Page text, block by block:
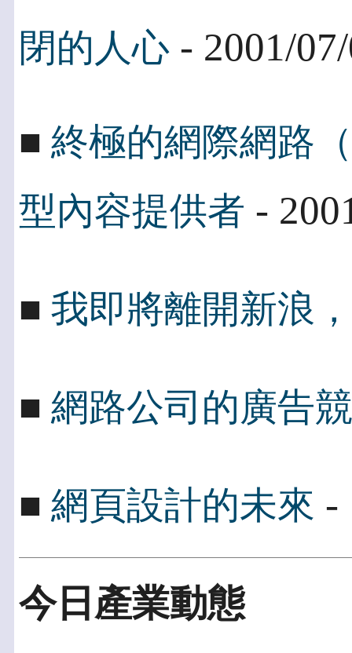
閉的人心 - 2001/
■ 終極的網際網路
型內容提供者 -
■ 我即將離開新浪
■ 網路公司的廣告
■ 網頁設計的未來 -
今日產業動態